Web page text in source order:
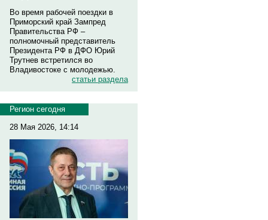
Во время рабочей поездки в
Приморский край Зампред
Правительства РФ –
полномочный представитель
Президента РФ в ДФО Юрий
Трутнев встретился во
Владивостоке с молодежью.
статьи раздела
Регион сегодня
28 Мая 2026, 14:14